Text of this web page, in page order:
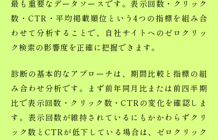
最も重要なデータソースです。表示回数・クリック
数・CTR・平均掲載順位という4つの指標を組み合
わせて分析することで、自社サイトへのゼロクリッ
ク検索の影響度を正確に把握できます。
診断の基本的なアプローチは、期間比較と指標の組
み合わせ分析です。まず前年同月比または前四半期
比で表示回数・クリック数・CTRの変化を確認しま
す。表示回数が維持されているにもかかわらずクリ
ック数とCTRが低下している場合は、ゼロクリック